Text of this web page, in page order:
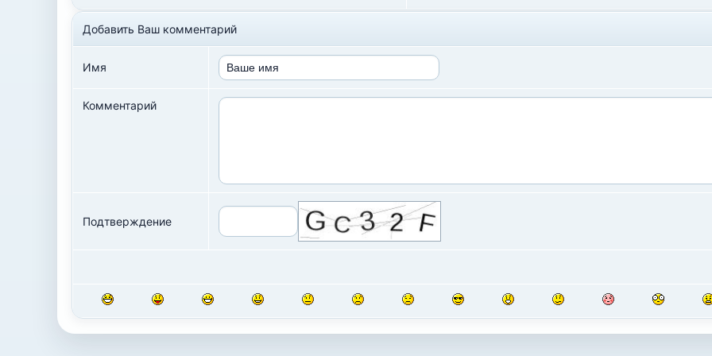
Добавить Ваш комментарий
Имя
Комментарий
Подтверждение